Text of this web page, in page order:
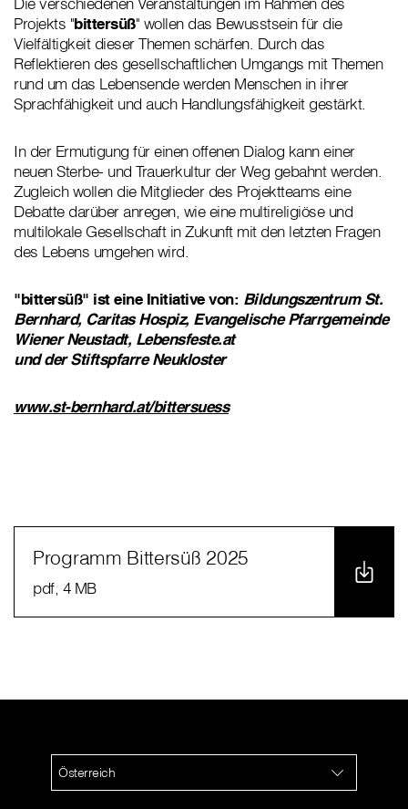
Projekts "bittersüß" wollen das Bewusstsein für die
Vielfältigkeit dieser Themen schärfen. Durch das
Reflektieren des gesellschaftlichen Umgangs mit Themen
rund um das Lebensende werden Menschen in ihrer
Sprachfähigkeit und auch Handlungsfähigkeit gestärkt.
In der Ermutigung für einen offenen Dialog kann einer
neuen Sterbe- und Trauerkultur der Weg gebahnt werden.
Zugleich wollen die Mitglieder des Projektteams eine
Debatte darüber anregen, wie eine multireligiöse und
multilokale Gesellschaft in Zukunft mit den letzten Fragen
des Lebens umgehen wird.
"bittersüß" ist eine Initiative von: Bildungszentrum St.
Bernhard, Caritas Hospiz, Evangelische Pfarrgemeinde
Wiener Neustadt, Lebensfeste.at
und der Stiftspfarre Neukloster
www.st-bernhard.at/bittersuess
Programm Bittersüß 2025
pdf, 4 MB
Österreich